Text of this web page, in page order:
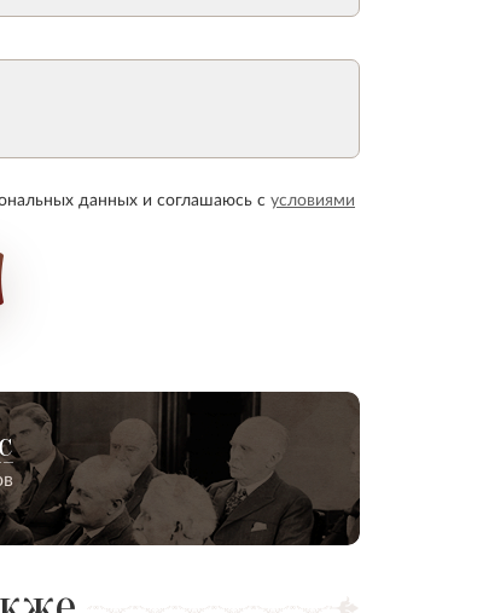
данных и соглашаюсь с условиями